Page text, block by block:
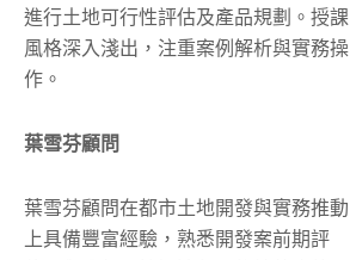
進行土地可行性評估及產品規劃。授課
風格深入淺出，注重案例解析與實務操
作。
葉雪芬顧問
葉雪芬顧問在都市土地開發與實務推動
上具備豐富經驗，熟悉開發案前期評